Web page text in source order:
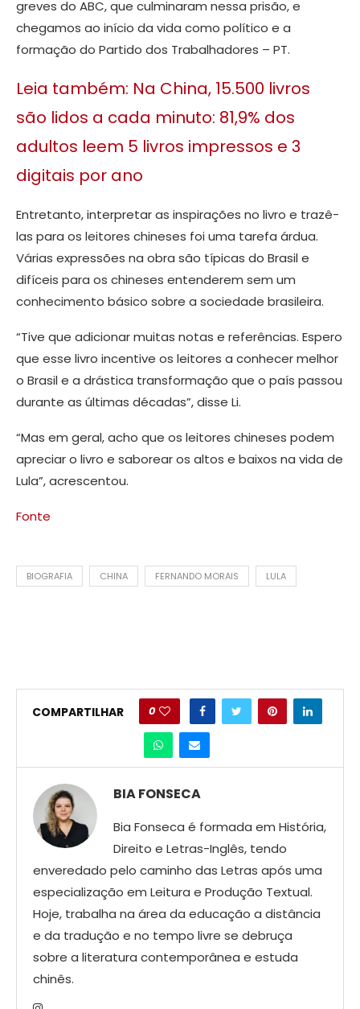
greves do ABC, que culminaram nessa prisão, e
chegamos ao início da vida como político e a
formação do Partido dos Trabalhadores – PT. ⁣
Leia também: Na China, 15.500 livros
são lidos a cada minuto: 81,9% dos
adultos leem 5 livros impressos e 3
digitais por ano
Entretanto, interpretar as inspirações no livro e trazê-
las para os leitores chineses foi uma tarefa árdua.
Várias expressões na obra são típicas do Brasil e
difíceis para os chineses entenderem sem um
conhecimento básico sobre a sociedade brasileira.
“Tive que adicionar muitas notas e referências. Espero
que esse livro incentive os leitores a conhecer melhor
o Brasil e a drástica transformação que o país passou
durante as últimas décadas”, disse Li.
“Mas em geral, acho que os leitores chineses podem
apreciar o livro e saborear os altos e baixos na vida de
Lula”, acrescentou.
Fonte
BIOGRAFIA CHINA FERNANDO MORAIS LULA
COMPARTILHAR 0
BIA FONSECA
Bia Fonseca é formada em História,
Direito e Letras-Inglês, tendo
enveredado pelo caminho das Letras após uma
especialização em Leitura e Produção Textual.
Hoje, trabalha na área da educação a distância
e da tradução e no tempo livre se debruça
sobre a literatura contemporânea e estuda
chinês.